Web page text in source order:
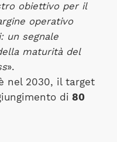
obiettivo per il
operativo
un segnale
maturità del
».
nel 2030, il target
di 80